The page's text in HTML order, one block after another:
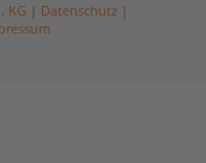
KG Datenschutz|